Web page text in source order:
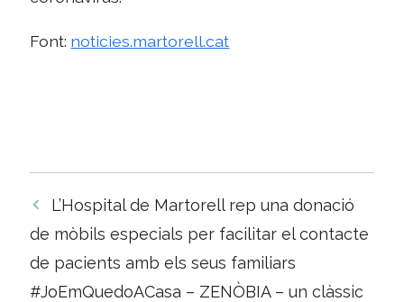
Font: noticies.martorell.cat
Navegació
per
entrades
L’Hospital de Martorell rep una donació
de mòbils especials per facilitar el contacte
de pacients amb els seus familiars
#JoEmQuedoACasa – ZENÒBIA – un clàssic